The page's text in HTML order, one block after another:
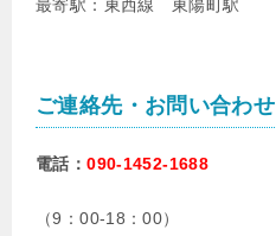
最寄駅：東西線 東陽町駅
ご連絡先・お問い合わせ
電話：090-1452-1688
（9：00-18：00）